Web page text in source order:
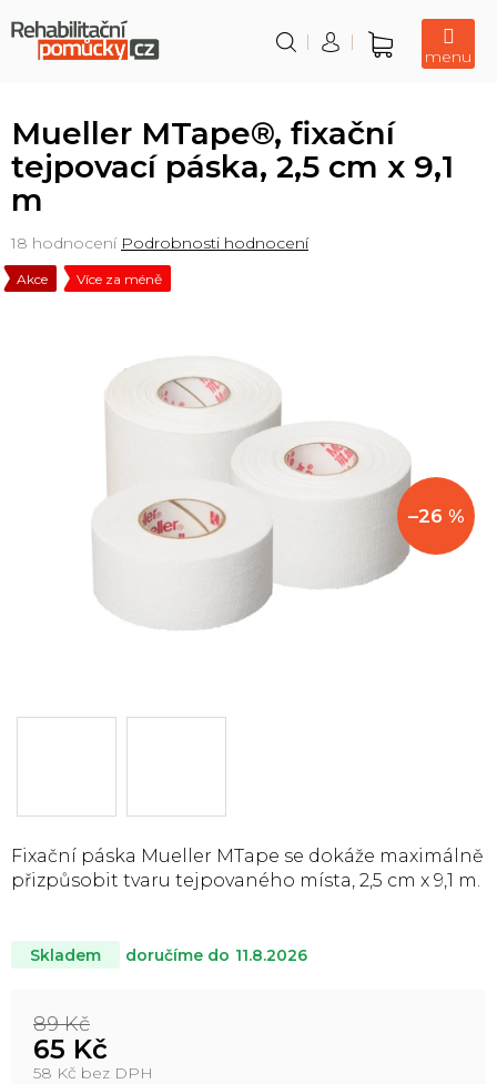
na
obsah
Nákupní
Mueller MTape®, fixační
tejpovací páska, 2,5 cm x 9,1
m
Akce Více za méně
Průměrné
hodnocení
produktu
18 hodnocení Podrobnosti hodnocení
–26 %
Skladem doručíme do 11.8.2026
89 Kč
65 Kč
58 Kč bez DPH
Fixační páska Mueller MTape se dokáže maximálně
přizpůsobit tvaru tejpovaného místa, 2,5 cm x 9,1 m.